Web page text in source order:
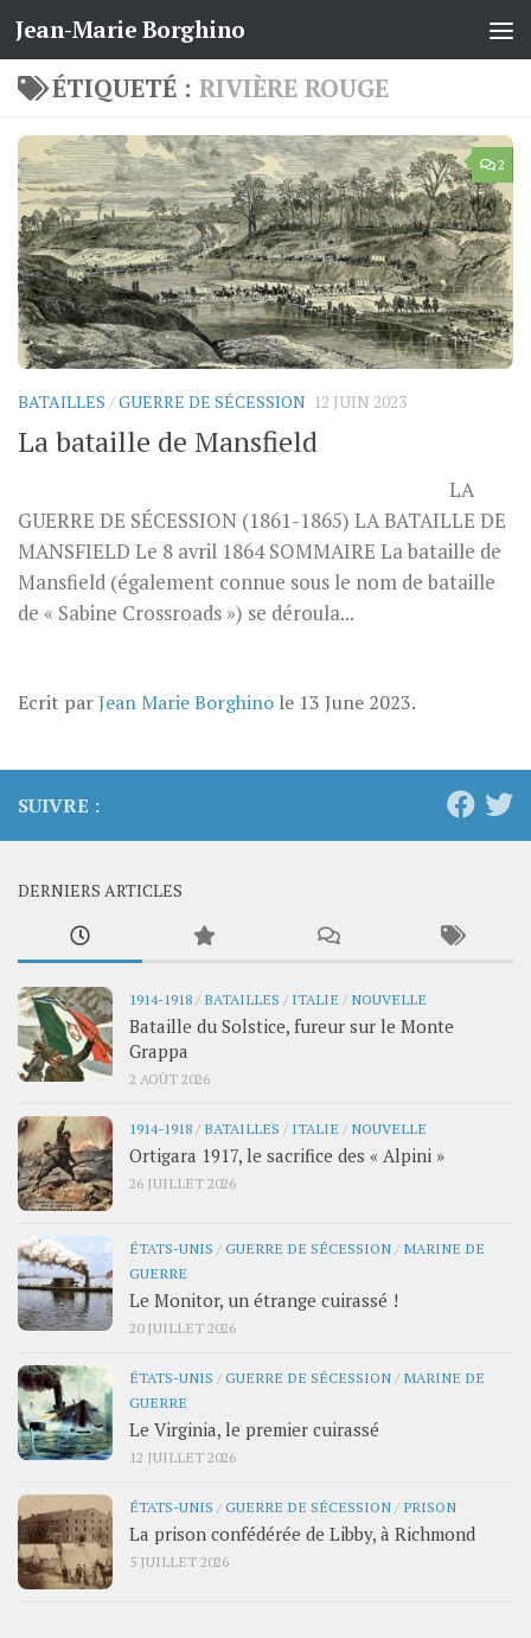
Skip to content
Jean-Marie Borghino
ÉTIQUETÉ : RIVIÈRE ROUGE
2
BATAILLES /GUERRE DE SÉCESSION 12 JUIN 2023
La bataille de Mansfield
LA
GUERRE DE SÉCESSION (1861-1865) LA BATAILLE DE
MANSFIELD Le 8 avril 1864 SOMMAIRE La bataille de
Mansfield (également connue sous le nom de bataille
de « Sabine Crossroads ») se déroula...
Ecrit parJean Marie Borghino le 13 June 2023.
SUIVRE :
DERNIERS ARTICLES
1914-1918 / BATAILLES / ITALIE / NOUVELLE
Bataille du Solstice, fureur sur le Monte
Grappa
2 AOÛT 2026
1914-1918 / BATAILLES / ITALIE / NOUVELLE
Ortigara 1917, le sacrifice des « Alpini »
26 JUILLET 2026
ÉTATS-UNIS /GUERRE DE SÉCESSION / MARINE DE
GUERRE
Le Monitor, un étrange cuirassé !
20 JUILLET 2026
ÉTATS-UNIS /GUERRE DE SÉCESSION / MARINE DE
GUERRE
Le Virginia, le premier cuirassé
12 JUILLET 2026
ÉTATS-UNIS /GUERRE DE SÉCESSION / PRISON
La prison confédérée de Libby, à Richmond
5 JUILLET 2026